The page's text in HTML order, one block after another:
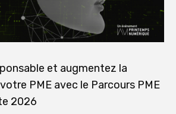
et augmentez la
PME avec le Parcours PME
2026